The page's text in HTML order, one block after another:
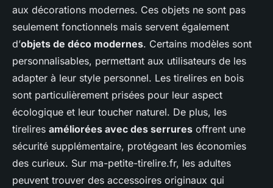
aux décorations modernes. Ces objets ne sont pas
seulement fonctionnels mais servent également
d’objets de déco modernes. Certains modèles sont
personnalisables, permettant aux utilisateurs de les
adapter à leur style personnel. Les tirelires en bois
sont particulièrement prisées pour leur aspect
écologique et leur toucher naturel. De plus, les
tirelires améliorées avec des serrures offrent une
sécurité supplémentaire, protégeant les économies
des curieux. Sur ma-petite-tirelire.fr, les adultes
peuvent trouver des accessoires originaux qui